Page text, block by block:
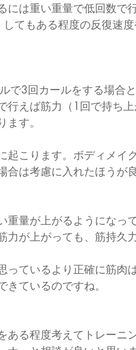
には重い重量で低回数で
てもある程度の反復速
で3回カールをする場合
行えば筋力（1回で持ち
す。
起こります。ボディメイ
合は考慮に入れたほうが良
重量が上がるようになっ
力が上がっても、筋持久
っているより正確に筋
ているのですね。
ある程度考えてトレーニ